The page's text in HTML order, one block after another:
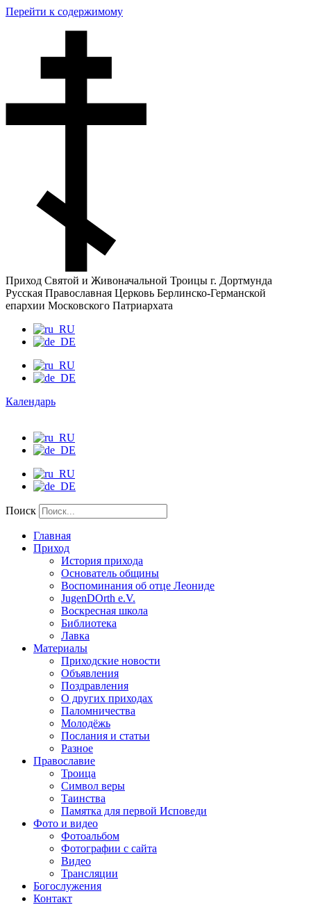
Перейти к содержимому
Приход Святой и Живоначальной Троицы г. Дортмунда
Русская Православная Церковь Берлинско-Германской
епархии Московского Патриархата
Календарь
Поиск
Главная
Приход
История прихода
Основатель общины
Воспоминания об отце Леониде
JugenDOrth e.V.
Воскресная школа
Библиотека
Лавка
Материалы
Приходские новости
Объявления
Поздравления
О других приходах
Паломничества
Молодёжь
Послания и статьи
Разное
Православие
Троица
Символ веры
Таинства
Памятка для первой Исповеди
Фото и видео
Фотоальбом
Фотографии с сайта
Видео
Трансляции
Богослужения
Контакт